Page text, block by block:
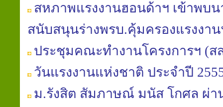
สหภาพแรงงานฮอนด้าฯ เข้าพบ
สนับสนุนร่างพรบ.คุ้มครองแรงงา
ประชุมคณะทำงานโครงการฯ (ส
วันแรงงานแห่งชาติ ประจำปี
ม.รังสิต สัมภาษณ์ มนัส โกศล ผ่า